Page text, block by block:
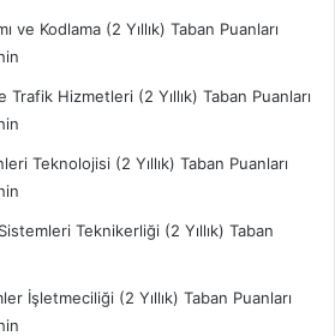
ve Kodlama (2 Yıllık) Taban Puanları
Trafik Hizmetleri (2 Yıllık) Taban Puanları
Teknolojisi (2 Yıllık) Taban Puanları
Teknikerliği (2 Yıllık) Taban
İşletmeciliği (2 Yıllık) Taban Puanları